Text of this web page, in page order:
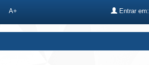
A+ Entrar em: